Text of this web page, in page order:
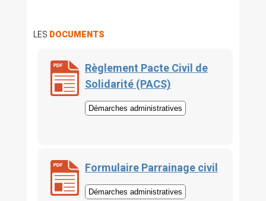
LES DOCUMENTS
Règlement Pacte Civil de
Solidarité (PACS)
Démarches administratives
Formulaire Parrainage civil
Démarches administratives